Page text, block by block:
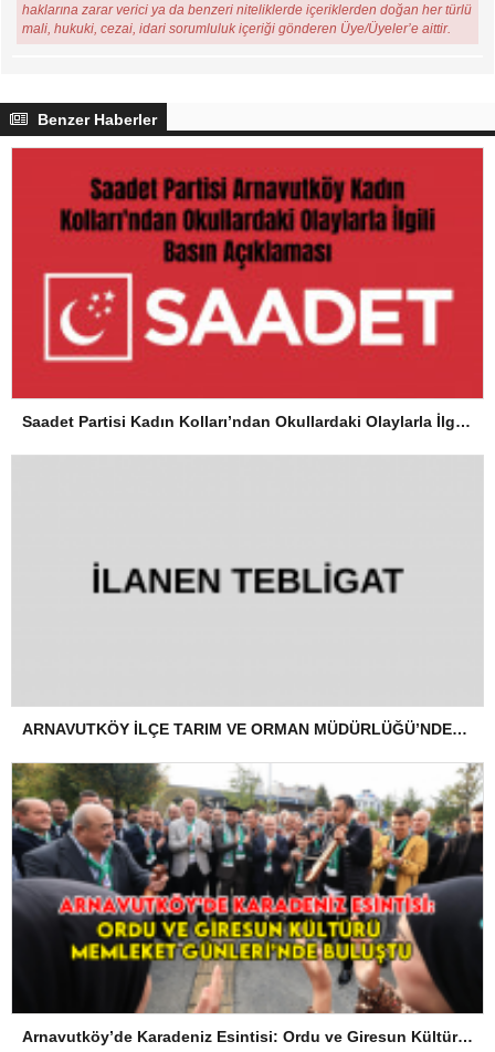
haklarına zarar verici ya da benzeri niteliklerde içeriklerden doğan her türlü
mali, hukuki, cezai, idari sorumluluk içeriği gönderen Üye/Üyeler’e aittir.
Benzer Haberler
Saadet Partisi Kadın Kolları’ndan Okullardaki Olaylarla İlgili Basın Açıklaması
ARNAVUTKÖY İLÇE TARIM VE ORMAN MÜDÜRLÜĞÜ’NDEN İLANEN TEBLİGAT
Arnavutköy’de Karadeniz Esintisi: Ordu ve Giresun Kültürü Memleket Günleri’nde Buluştu